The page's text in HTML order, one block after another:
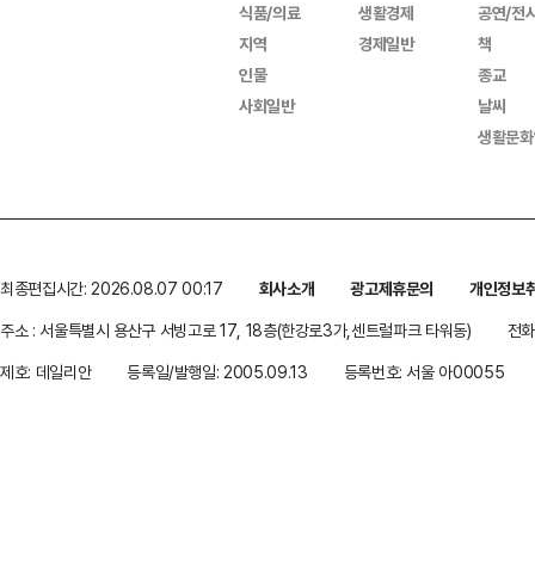
식품/의료
지역
인물
사회일반
생활경제
경제일반
공연/전
책
종교
날씨
생활문
최종편집시간: 2026.08.07 00:17 회사소개 광고제휴문의
개인정보
주소 : 서울특별시 용산구 서빙고로 17, 18층(한강로3가,센트럴파크 타워동)
전
제호: 데일리안
등록일/발행일: 2005.09.13 등록번호: 서울 아00055